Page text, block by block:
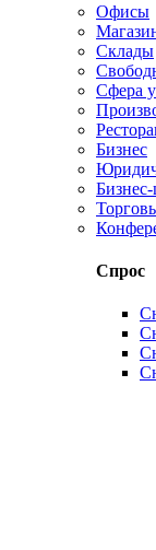
Офисы
Склады
Сфера
Бизнес
Спрос